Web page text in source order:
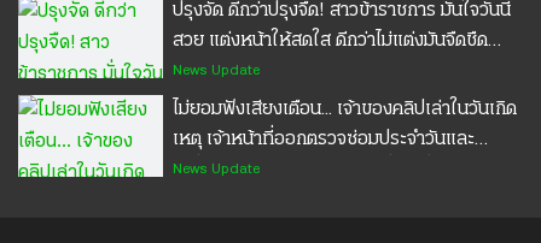
ปรุงจัด ดีกว่าปรุงจืด! สาวข้าราชการ มั่นใจวันนี้
สวย แต่งหน้าให้สดใส ดีกว่าไม่แต่งมันจืดชืด
#ปรุงจืด #ปรุงจัด #แต่งหน้า #สาวข้าราชการ
#POPPU
News Update
ไม่ยอมฟังเสียงเตือน... เจ้าของคลิปเล่าในวันเกิด
เหตุ เจ้าหน้าที่ออกตรวจซ่อมประจำวันและ
เปลี่ยนคานกั้นถนนท่อนใหม่ เมื่อเปลี่ยนคานแล้ว
News Update